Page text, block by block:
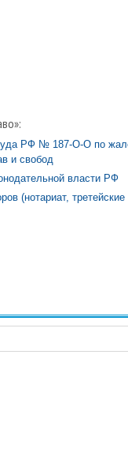
РФ № 187-О-О по
и свобод
власти РФ
(нотариат,